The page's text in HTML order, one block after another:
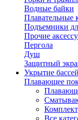
Водные байки
Плавательные
Подъемники
Прочие
Пергола
Душ
Защитный
Укрытие
Плавающее
Все